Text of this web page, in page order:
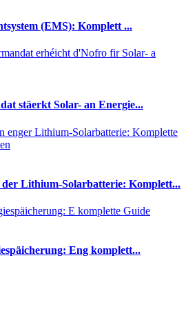
(EMS): Komplett ...
stäerkt Solar- an Energie...
Lithium-Solarbatterie: Komplett...
Eng komplett...